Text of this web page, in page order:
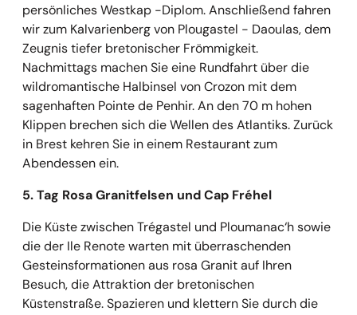
persönliches Westkap -Diplom. Anschließend fahren
wir zum Kalvarienberg von Plougastel - Daoulas, dem
Zeugnis tiefer bretonischer Frömmigkeit.
Nachmittags machen Sie eine Rundfahrt über die
wildromantische Halbinsel von Crozon mit dem
sagenhaften Pointe de Penhir. An den 70 m hohen
Klippen brechen sich die Wellen des Atlantiks. Zurück
in Brest kehren Sie in einem Restaurant zum
Abendessen ein.
5. Tag Rosa Granitfelsen und Cap Fréhel
Die Küste zwischen Trégastel und Ploumanac‘h sowie
die der Ile Renote warten mit überraschenden
Gesteinsformationen aus rosa Granit auf Ihren
Besuch, die Attraktion der bretonischen
Küstenstraße. Spazieren und klettern Sie durch die